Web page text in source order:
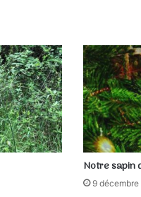
Notre sapin
9